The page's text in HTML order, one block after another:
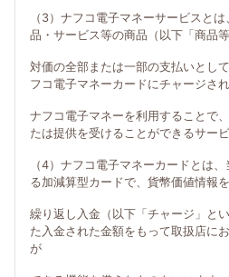
（3）ナフコ電子マネーサービスと
品・サービス等の商品（以下「商品
対価の全部または一部の支払いとし
フコ電子マネーカードにチャージさ
ナフコ電子マネーを利用することで
たは提供を受けることができるサー
（4）ナフコ電子マネーカードとは
る加減算型カードで、貨幣価値情報
繰り返し入金（以下「チャージ」と
た入金された金額をもって取扱店に
が